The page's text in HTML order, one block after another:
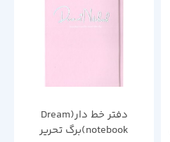
دفتر خط دار(Dream
notebook)برگ تحریر